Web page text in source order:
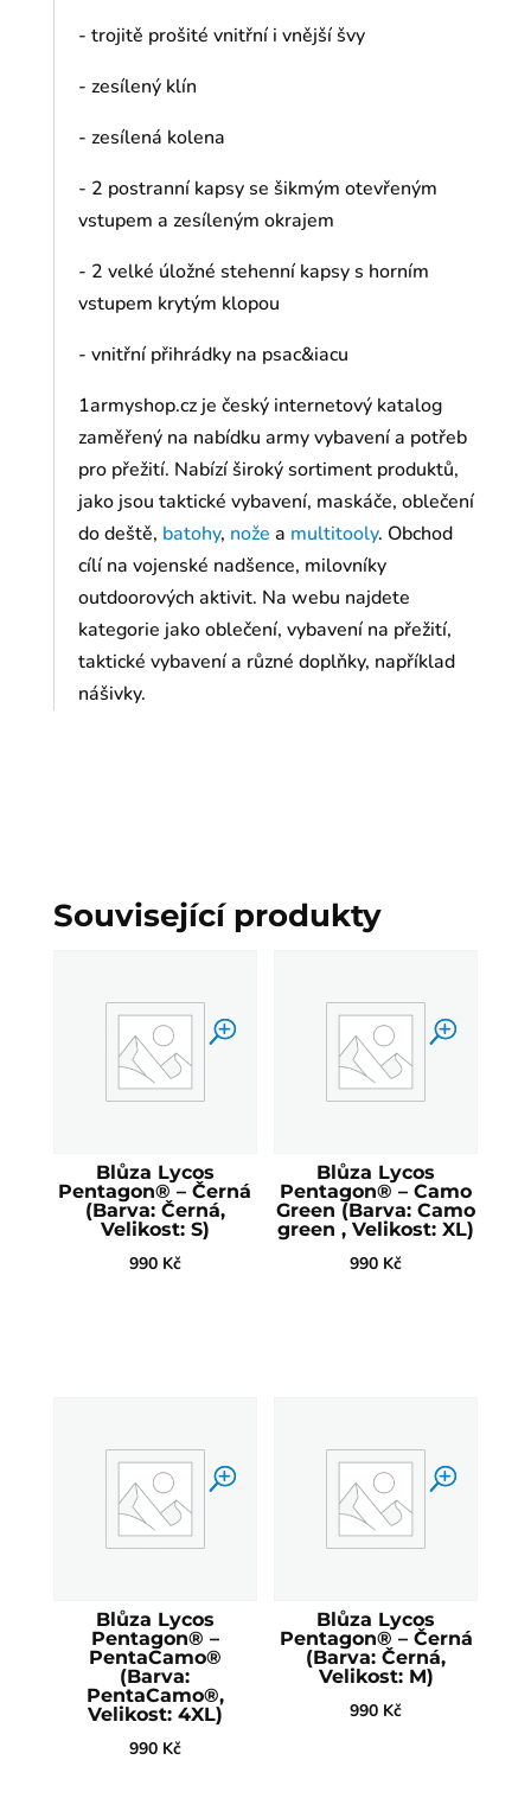
- trojitě prošité vnitřní i vnější švy
- zesílený klín
- zesílená kolena
- 2 postranní kapsy se šikmým otevřeným
vstupem a zesíleným okrajem
- 2 velké úložné stehenní kapsy s horním
vstupem krytým klopou
- vnitřní přihrádky na psac&iacu
1armyshop.cz je český internetový katalog
zaměřený na nabídku army vybavení a potřeb
pro přežití. Nabízí široký sortiment produktů,
jako jsou taktické vybavení, maskáče, oblečení
do deště, batohy, nože a multitooly. Obchod
cílí na vojenské nadšence, milovníky
outdoorových aktivit. Na webu najdete
kategorie jako oblečení, vybavení na přežití,
taktické vybavení a různé doplňky, například
nášivky.
Související produkty
Blůza Lycos
Pentagon® – Černá
(Barva: Černá,
Velikost: S)
990 Kč
Blůza Lycos
Pentagon® – Camo
Green (Barva: Camo
green , Velikost: XL)
990 Kč
Blůza Lycos
Pentagon® –
PentaCamo®
(Barva:
PentaCamo®,
Velikost: 4XL)
990 Kč
Blůza Lycos
Pentagon® – Černá
(Barva: Černá,
Velikost: M)
990 Kč